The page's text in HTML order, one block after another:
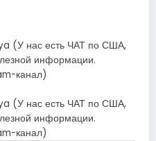
(У нас есть ЧАТ по США,
информации.
канал)
(У нас есть ЧАТ по США,
информации.
канал)